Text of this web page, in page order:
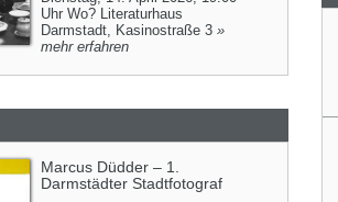
Uhr Wo? Literaturhaus
Darmstadt, Kasinostraße 3 »
mehr erfahren
Marcus Düdder – 1.
Darmstädter Stadtfotograf